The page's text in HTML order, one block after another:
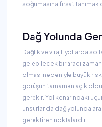
soğumasına fırsat tanımak
Dağ Yolunda
Dağlık ve virajlı yollarda
gelebilecek bir aracı
olması nedeniyle büyük
görüşün tamamen açık
gerekir. Yol kenarındaki
unsurlar da dağ yolunda
gerektiren noktalardır.